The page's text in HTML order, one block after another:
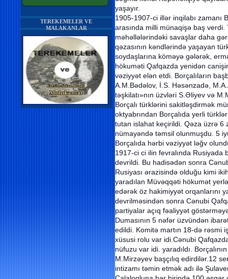
TEREKEMELER VE
MALAKANLAR
yaşayır.
1905-1907-ci illər inqilabı zamanı
arasında milli münaqişə baş
məhəllələrindəki savaşlar daha
qəzasının kəndlərində yaşayan
soydaşlarına köməyə gələrək,
hökuməti Qafqazda yenidən
vəziyyət elən etdi. Borçalıların
A.M.Bədəlov, İ.S. Həsənzadə,
təşkilatı»nın üzvləri S.Əliyev və
Borçalı türklərini sakitləşdirmək
oktyabrından Borçalıda yerli
tutan islahat keçirildi. Qəza üzrə 6
nümayəndə təmsil olunmuşdu. 5
Borçalıda hərbi vəziyyət ləğv
1917-ci ci ilin fevralında
devrildi. Bu hadisədən sonra
Rusiyası ərazisində olduğu kimi
yaradılan Müvəqqəti hökumət
edərək öz hakimiyyət orqanlarını
devrilməsindən sonra Cənubi
partiyalar açıq fəaliyyət
Dumasının 5 nəfər üzvündən
edildi. Komitə martın 18-də rəsmi
xüsusi rolu var idi.Cənubi
nüfuzu var idi. yaradıldı.
M.Mirzəyev başçılıq edirdilər.12
intizamı təmin etmək adı ilə